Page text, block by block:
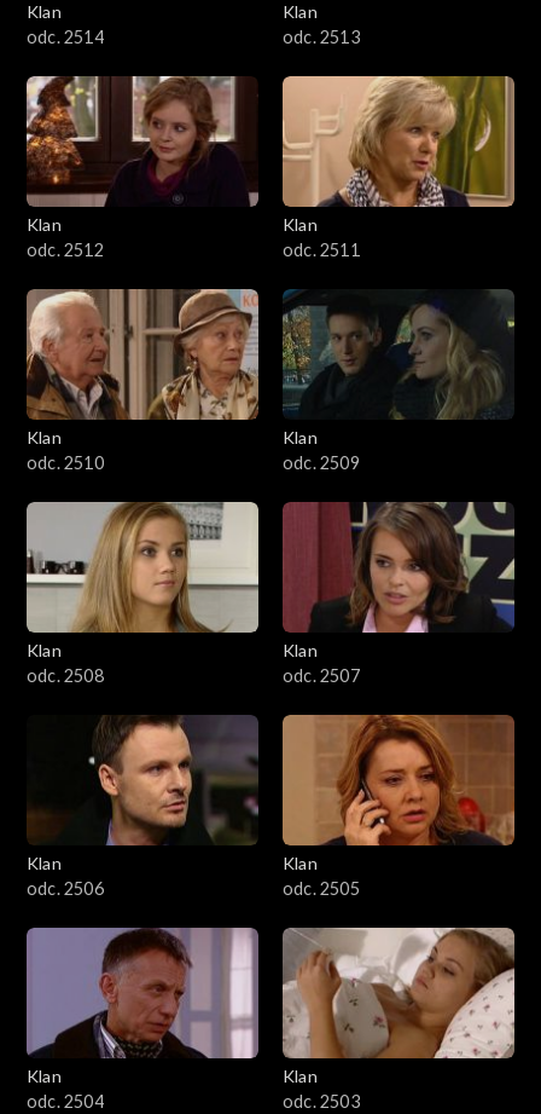
Klan
odc. 2514
Klan
odc. 2513
Klan
odc. 2512
Klan
odc. 2511
Klan
odc. 2510
Klan
odc. 2509
Klan
odc. 2508
Klan
odc. 2507
Klan
odc. 2506
Klan
odc. 2505
Klan
odc. 2504
Klan
odc. 2503